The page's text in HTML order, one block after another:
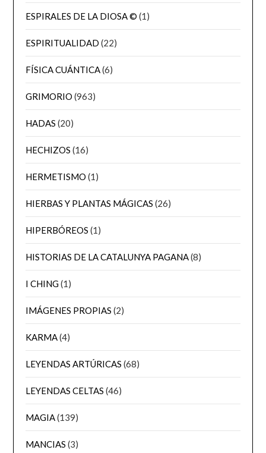
ESPIRALES DE LA DIOSA © (1)
ESPIRITUALIDAD (22)
FÍSICA CUÁNTICA(6)
GRIMORIO (963)
HADAS (20)
HECHIZOS (16)
HERMETISMO (1)
HIERBAS Y PLANTAS MÁGICAS (26)
HIPERBÓREOS (1)
HISTORIAS DE LA CATALUNYA PAGANA(8)
I CHING(1)
IMÁGENES PROPIAS (2)
KARMA(4)
LEYENDAS ARTÚRICAS (68)
LEYENDAS CELTAS (46)
MAGIA(139)
MANCIAS (3)